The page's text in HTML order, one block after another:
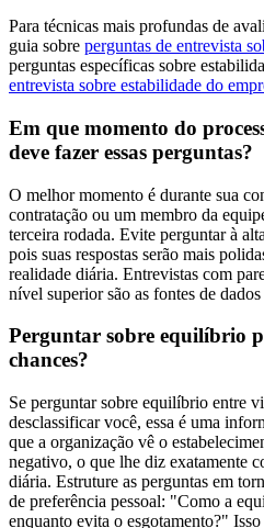
Para técnicas mais profundas de
guia sobre perguntas de entrevista
perguntas específicas sobre
entrevista sobre estabilidade do
Em que momento do
deve fazer essas perguntas?
O melhor momento é durante sua
contratação ou um membro da
terceira rodada. Evite perguntar à
pois suas respostas serão mais
realidade diária. Entrevistas com
nível superior são as fontes de dados
Perguntar sobre equilíbrio
chances?
Se perguntar sobre equilíbrio entre
desclassificar você, essa é uma
que a organização vê o
negativo, o que lhe diz exatamente
diária. Estruture as perguntas em
de preferência pessoal: "Como a
enquanto evita o esgotamento?"